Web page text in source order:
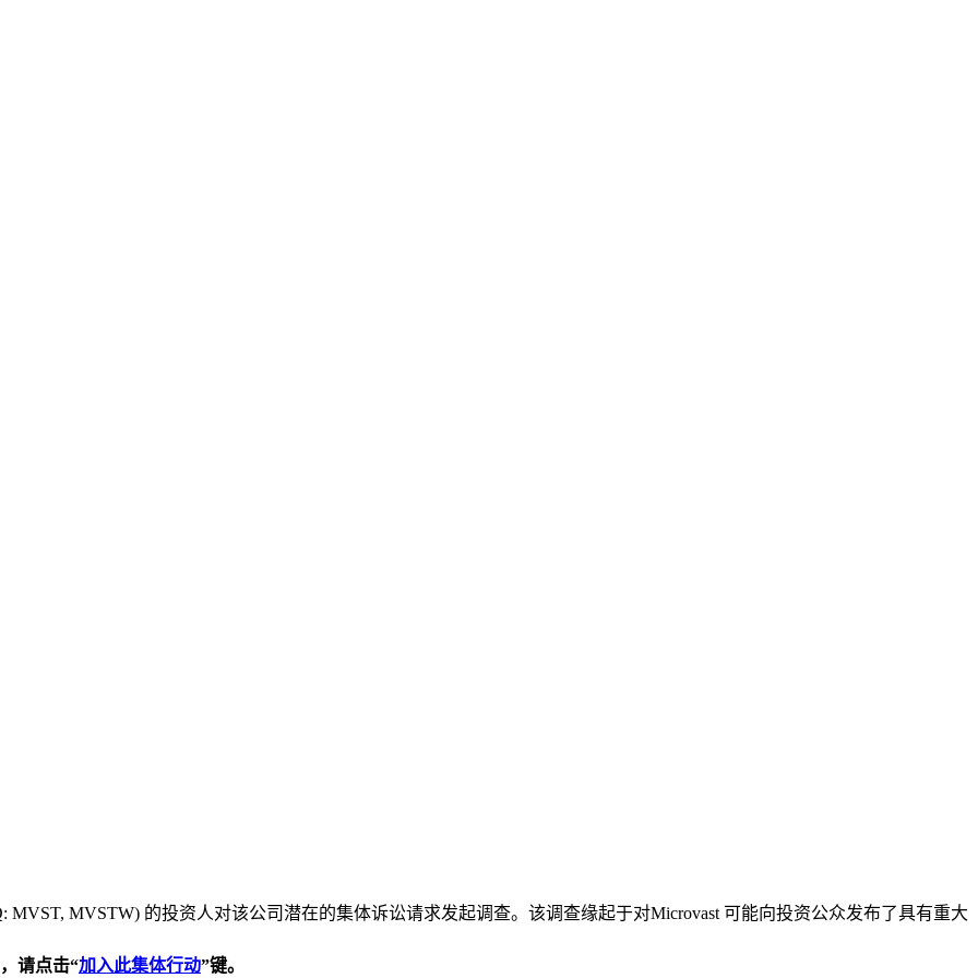
MVST, MVSTW) 的投资人对该公司潜在的集体诉讼请求发起调查。该调查缘起于对Microvast 可能向投资公众发布了具有重大
请点击“加入此集体行动”键。